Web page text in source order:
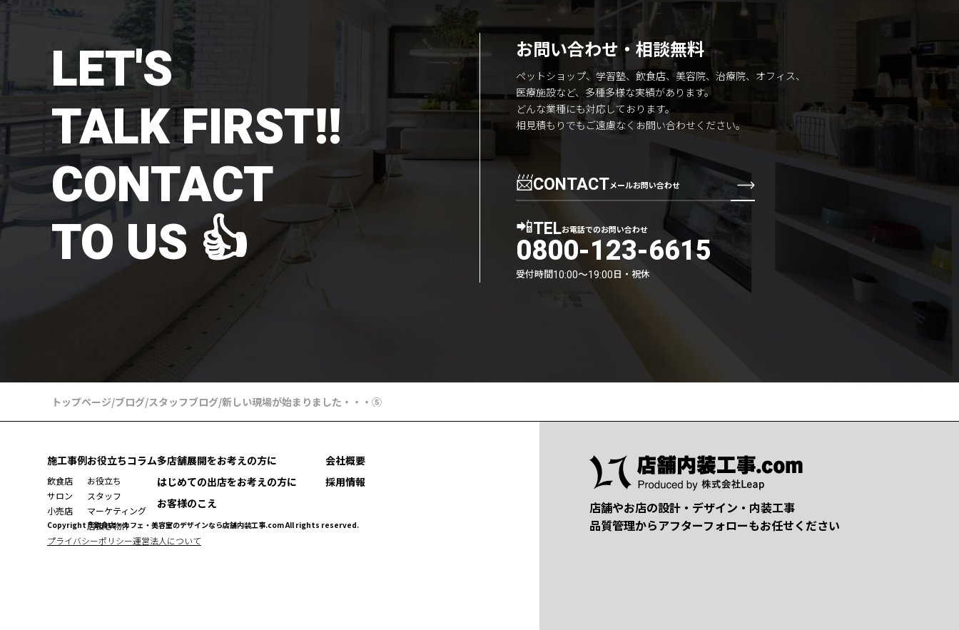
LET'S
TALK FIRST!!
CONTACT
TO US 👍
お問い合わせ・相談無料
ペットショップ、学習塾、飲食店、美容院、治療院、オフィス、
医療施設など、多種多様な実績があります。
どんな業種にも対応しております。
相見積もりでもご遠慮なくお問い合わせください。
📨CONTACTメールお問い合わせ
📲TELお電話でのお問い合わせ
0800-123-6615
受付時間10:00〜19:00日・祝休
トップページ/ブログ/スタッフブログ/新しい現場が始まりました・・・⑤
施工事例
飲食店
サロン
小売店
お役立ちコラム
お役立ち
スタッフ
マーケティング
居抜き物件
多店舗展開をお考えの方に
はじめての出店をお考えの方に
お客様のこえ
会社概要
採用情報
プライバシーポリシー運営法人について
Copyright ® 飲食店・カフェ・美容室のデザインなら店舗内装工事.com All rights reserved.
店舗やお店の設計・デザイン・内装工事
品質管理からアフターフォローもお任せください